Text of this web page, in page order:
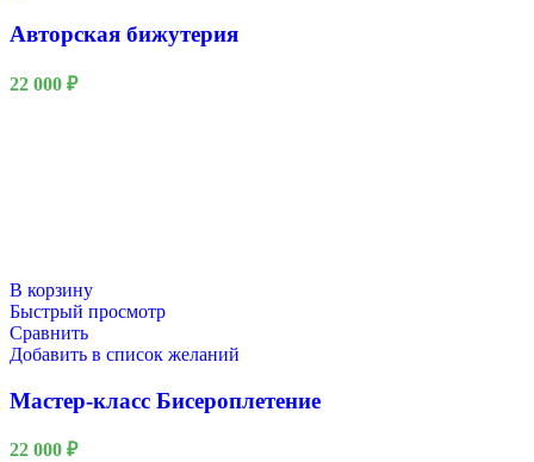
Авторская бижутерия
22 000 ₽
В корзину
Быстрый просмотр
Сравнить
Добавить в список желаний
Мастер-класс Бисероплетение
22 000 ₽